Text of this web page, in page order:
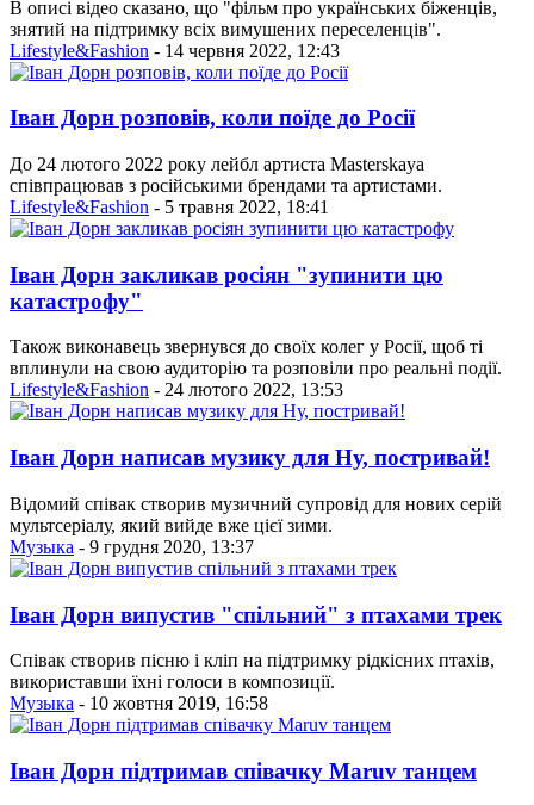
В описі відео сказано, що "фільм про українських біженців,
знятий на підтримку всіх вимушених переселенців".
Lifestyle&Fashion - 14 червня 2022, 12:43
Іван Дорн розповів, коли поїде до Росії
До 24 лютого 2022 року лейбл артиста Masterskaya
співпрацював з російськими брендами та артистами.
Lifestyle&Fashion - 5 травня 2022, 18:41
Іван Дорн закликав росіян "зупинити цю
катастрофу"
Також виконавець звернувся до своїх колег у Росії, щоб ті
вплинули на свою аудиторію та розповіли про реальні події.
Lifestyle&Fashion - 24 лютого 2022, 13:53
Іван Дорн написав музику для Ну, постривай!
Відомий співак створив музичний супровід для нових серій
мультсеріалу, який вийде вже цієї зими.
Музыка - 9 грудня 2020, 13:37
Іван Дорн випустив "спільний" з птахами трек
Співак створив пісню і кліп на підтримку рідкісних птахів,
використавши їхні голоси в композиції.
Музыка - 10 жовтня 2019, 16:58
Іван Дорн підтримав співачку Maruv танцем